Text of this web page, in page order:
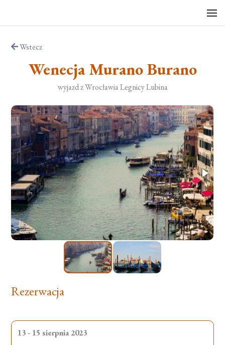
Wstecz
Wenecja Murano Burano
wyjazd z Wrocławia Legnicy Lubina
Rezerwacja
13 - 15 sierpnia 2023